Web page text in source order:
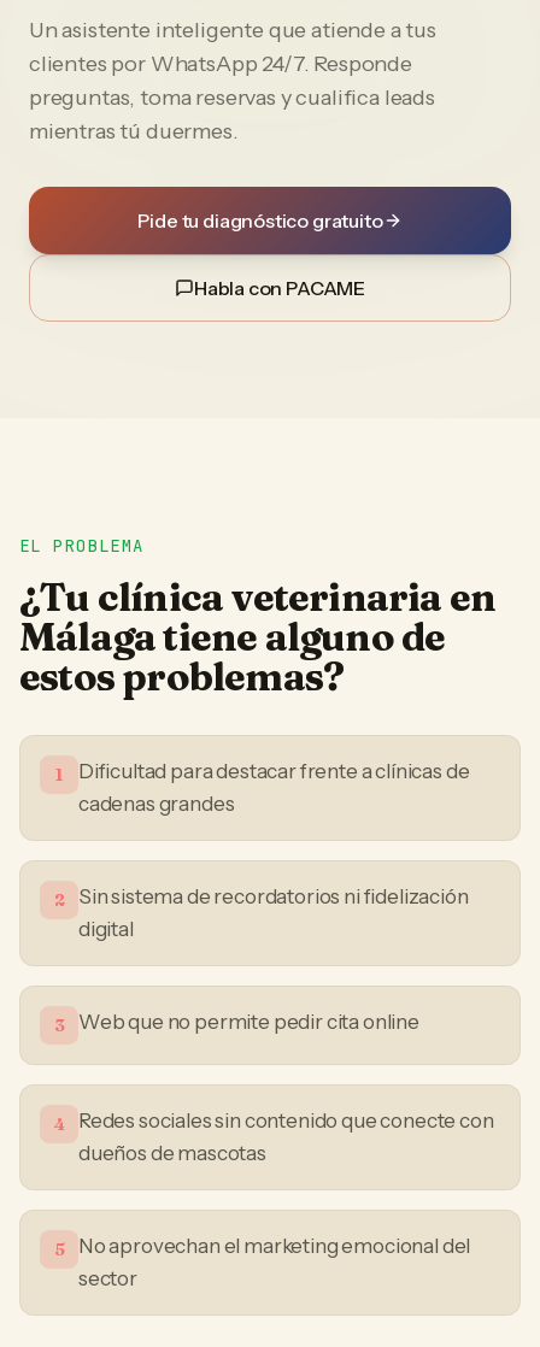
Un asistente inteligente que atiende a tus
clientes por WhatsApp 24/7. Responde
preguntas, toma reservas y cualifica leads
mientras tú duermes.
Pide tu diagnóstico gratuito
Habla con PACAME
EL PROBLEMA
¿Tu clínica veterinaria en
Málagatiene alguno de
estos problemas?
1
Dificultad para destacar frente a clínicas de
cadenas grandes
2
Sin sistema de recordatorios ni fidelización
digital
3 Web que no permite pedir cita online
4
Redes sociales sin contenido que conecte con
dueños de mascotas
5
No aprovechan el marketing emocional del
sector